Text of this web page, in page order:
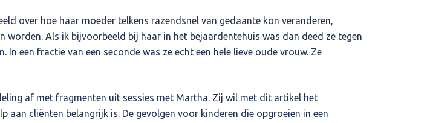
over hoe haar moeder telkens razendsnel van gedaante kon veranderen,
Als ik bijvoorbeeld bij haar in het bejaardentehuis was dan deed ze tegen
In een fractie van een seconde was ze echt een hele lieve oude vrouw. Ze
af met fragmenten uit sessies met Martha. Zij wil met dit artikel het
cliënten belangrijk is. De gevolgen voor kinderen die opgroeien in een